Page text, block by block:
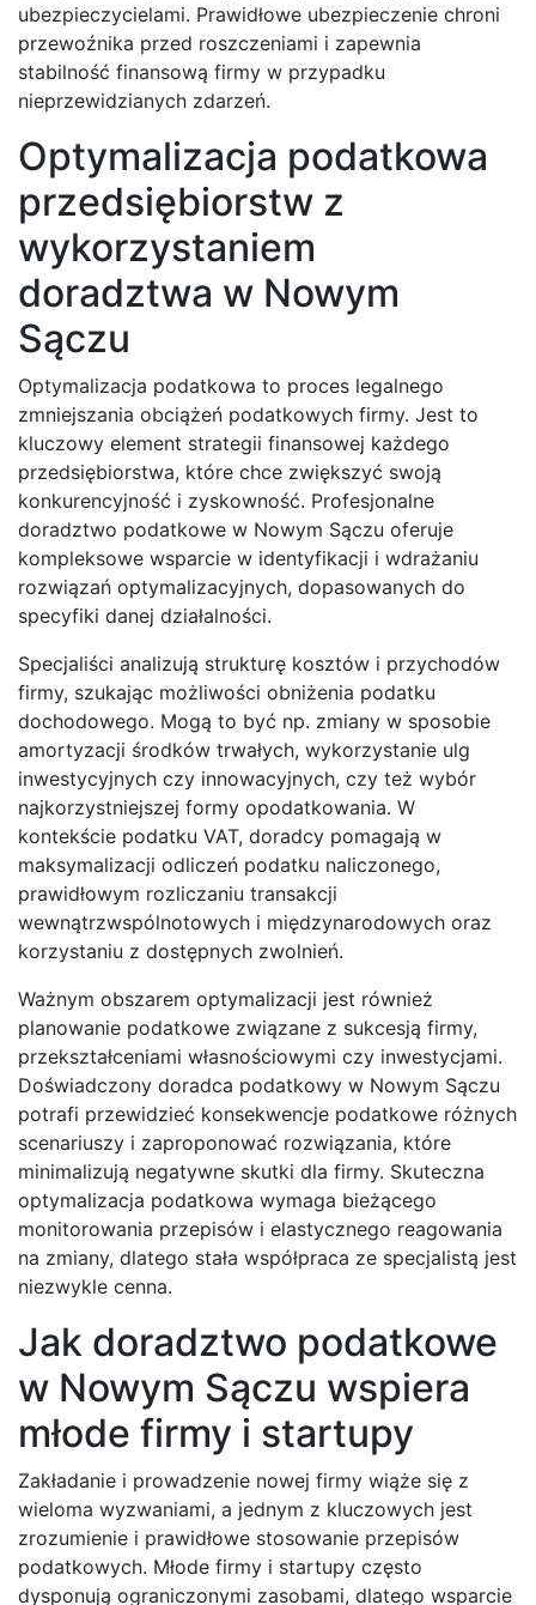
ubezpieczycielami. Prawidłowe ubezpieczenie chroni
przewoźnika przed roszczeniami i zapewnia
stabilność finansową firmy w przypadku
nieprzewidzianych zdarzeń.
Optymalizacja podatkowa
przedsiębiorstw z
wykorzystaniem
doradztwa w Nowym
Sączu
Optymalizacja podatkowa to proces legalnego
zmniejszania obciążeń podatkowych firmy. Jest to
kluczowy element strategii finansowej każdego
przedsiębiorstwa, które chce zwiększyć swoją
konkurencyjność i zyskowność. Profesjonalne
doradztwo podatkowe w Nowym Sączu oferuje
kompleksowe wsparcie w identyfikacji i wdrażaniu
rozwiązań optymalizacyjnych, dopasowanych do
specyfiki danej działalności.
Specjaliści analizują strukturę kosztów i przychodów
firmy, szukając możliwości obniżenia podatku
dochodowego. Mogą to być np. zmiany w sposobie
amortyzacji środków trwałych, wykorzystanie ulg
inwestycyjnych czy innowacyjnych, czy też wybór
najkorzystniejszej formy opodatkowania. W
kontekście podatku VAT, doradcy pomagają w
maksymalizacji odliczeń podatku naliczonego,
prawidłowym rozliczaniu transakcji
wewnątrzwspólnotowych i międzynarodowych oraz
korzystaniu z dostępnych zwolnień.
Ważnym obszarem optymalizacji jest również
planowanie podatkowe związane z sukcesją firmy,
przekształceniami własnościowymi czy inwestycjami.
Doświadczony doradca podatkowy w Nowym Sączu
potrafi przewidzieć konsekwencje podatkowe różnych
scenariuszy i zaproponować rozwiązania, które
minimalizują negatywne skutki dla firmy. Skuteczna
optymalizacja podatkowa wymaga bieżącego
monitorowania przepisów i elastycznego reagowania
na zmiany, dlatego stała współpraca ze specjalistą jest
niezwykle cenna.
Jak doradztwo podatkowe
w Nowym Sączu wspiera
młode firmy i startupy
Zakładanie i prowadzenie nowej firmy wiąże się z
wieloma wyzwaniami, a jednym z kluczowych jest
zrozumienie i prawidłowe stosowanie przepisów
podatkowych. Młode firmy i startupy często
dysponują ograniczonymi zasobami, dlatego wsparcie